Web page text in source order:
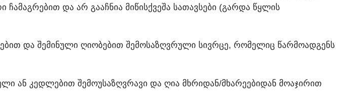
ᲓᲐ ᲐᲠ ᲒᲐᲐᲩᲜᲘᲐ ᲛᲘᲬᲘᲡᲥᲕᲔᲨᲐ ᲡᲐᲗᲐᲕᲡᲔᲑᲘ (ᲒᲐᲠᲓᲐ ᲬᲧᲚᲘᲡ
ᲓᲐ ᲨᲔᲛᲘᲜᲣᲚᲘ ᲦᲘᲝᲑᲔᲑᲘᲗ ᲨᲔᲛᲝᲡᲐᲖᲦᲕᲠᲣᲚᲘ ᲡᲘᲕᲠᲪᲔ, ᲠᲝᲛᲔᲚᲘᲪ ᲬᲐᲠᲛᲝᲐᲓᲒᲔᲜᲡ
ᲐᲜ ᲙᲔᲓᲚᲔᲑᲘᲗ ᲨᲔᲛᲝᲣᲡᲐᲖᲦᲕᲠᲐᲕᲘ ᲓᲐ ᲦᲘᲐ ᲛᲮᲠᲘᲓᲐᲜ/ᲛᲮᲐᲠᲔᲔᲑᲘᲓᲐᲜ ᲛᲝᲐᲯᲘᲠᲘᲗ